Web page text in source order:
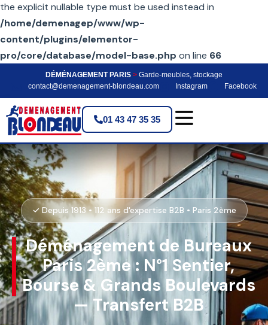
the explicit nullable type must be used instead in
/home/demenagep/www/wp-
content/plugins/elementor-
pro/core/database/model-base.php on line 66
DÉMÉNAGEMENT PARIS > Garde-meubles, stockage
contact@demenagement-blondeau.com
Instagram Facebook
01 43 47 35 35
✓ Depuis 1913 • 112 ans d'expertise B2B • Paris 2ème
Déménagement de Bureaux
Paris 2ème : N°1 Sentier,
Bourse & Grands Boulevards
— Transfert B2B